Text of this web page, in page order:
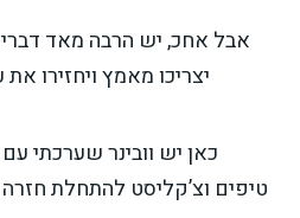
אבל אחכ, יש הרבה מאד
יצריכו מאמץ ויחזירו
כאן יש וובינר שערכתי
טיפים וצ’קליסט להתחלת